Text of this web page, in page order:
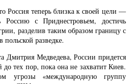
Россия теперь близка к своей цели —
Россию с Приднестровьем, достичь
разделив таким образом границу с
разведке.
Дмитрия Медведева, России придется
тех пор, пока она не захватит Киев.
угрозы «международную группу